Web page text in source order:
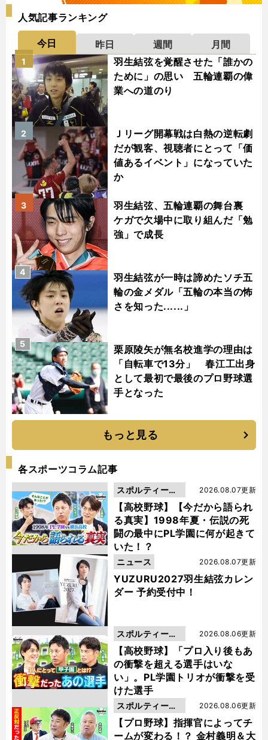
人気記事ランキング
今日 昨日 週間
月間
羽生結弦を覚醒させた「誰かの
ために」の思い 五輪連覇の偉
業への道のり
1
Ｊリーグ開幕戦は白熱の逆転劇
だが観客、視聴者にとって「価
値あるイベント」になっていた
か
2
羽生結弦、五輪連覇の舞台裏
ケガで欠場中に取り組んだ「勉
強」で成長
3
羽生結弦が一時は諦めたソチ五
輪の金メダル「五輪の本当の怖
さを知った......」
4
栗原陵矢が無名校進学の理由は
「自転車で13分」 春江工出身
として最初で最後のプロ野球選
手となった
5
もっと見る
各スポーツコラム記事
【高校野球】【今だから語られ
る真実】1998年夏・伝説の死
闘の最中にPL学園に何が起きて
いた！？
2026.08.07更新
スポルティーバ
動画
YUZURU2027羽生結弦カレン
ダー 予約受付中！
2026.08.07更新
ニュース
【高校野球】「プロ入り後もあ
の衝撃を超える選手はいな
い」。PL学園トリオが衝撃を受
けた選手
2026.08.06更新
スポルティーバ
動画
【プロ野球】指揮官によってチ
ームが変わる！？ 金村義明＆大
2026.08.06更新
スポルティーバ
動画